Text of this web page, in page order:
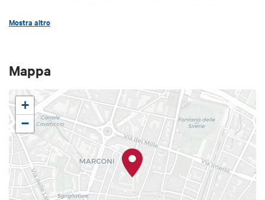
passatelli, zuppa imperiale e tagliolini viene
secondi nostrani: bollito con salsa verde, fritto
con cipolla, somaro con la polenta, fegatini di maiale
nella rete, cardi con salsiccia, polpette e piselli,
zucchine ripiene, friggione con salccia. Per i più
golosi il menù prevede una vasta scelta di dolci
caserecci: Crème Caramel, Zuppa Inglese,
Mascarpone, torta di miele e di riso oppure il
salame al cioccolato.
Mostra altro
Mappa
+
−